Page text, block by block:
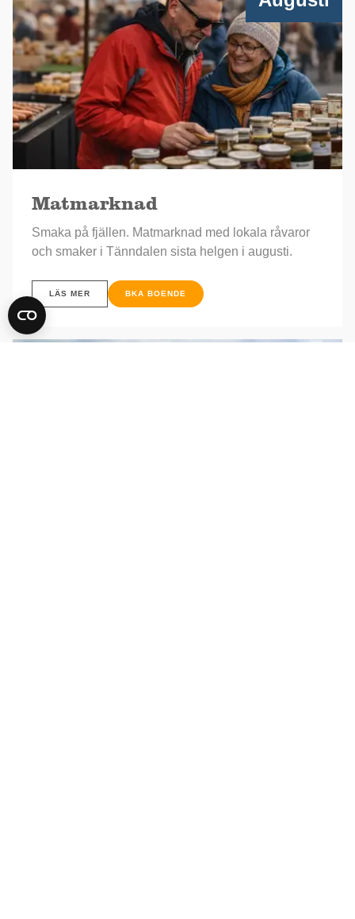
Matmarknad
Smaka på fjällen. Matmarknad med lokala råvaror
och smaker i Tänndalen sista helgen i augusti.
LÄS MER BKA BOENDE